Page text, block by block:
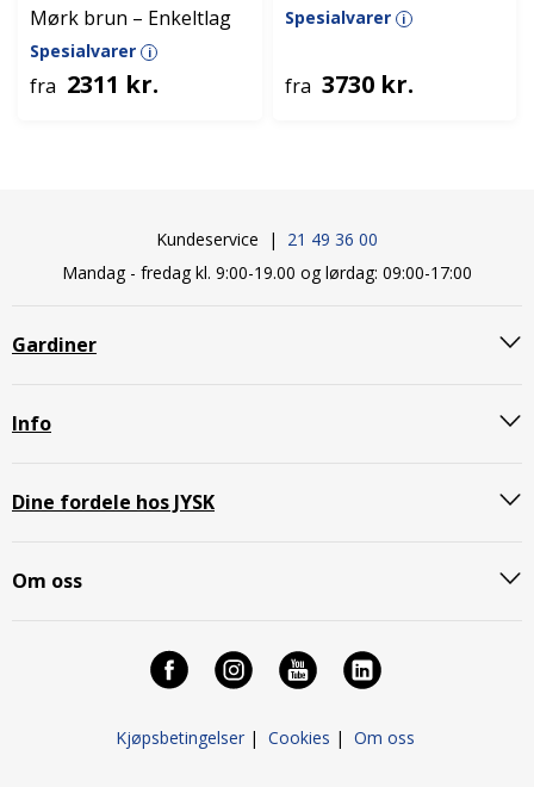
Mørk brun – Enkeltlag
Spesialvarer i
fra 2311 kr.
Spesialvarer i
fra 3730 kr.
Kundeservice | 21 49 36 00
Mandag - fredag kl. 9:00-19.00 og lørdag: 09:00-17:00
Gardiner
Info
Dine fordele hos JYSK
Om oss
Kjøpsbetingelser| Cookies | Om oss